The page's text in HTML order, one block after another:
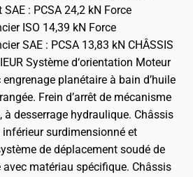
: PCSA 24,2 kN Force
ISO 14,39 kN Force
SAE : PCSA 13,83 kN CHÂSSIS
Système d‘orientation Moteur
engrenage planétaire à bain d’huile
Frein d’arrêt de mécanisme
à desserrage hydraulique. Châssis
surdimensionné et
de déplacement soudé de
matériau spécifique. Châssis